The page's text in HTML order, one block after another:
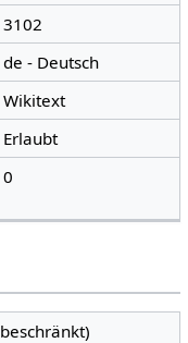
3102
de - Deutsch
Wikitext
Erlaubt
0